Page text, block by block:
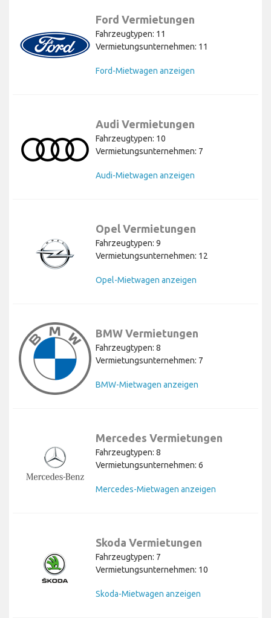
Ford Vermietungen
Fahrzeugtypen: 11
Vermietungsunternehmen: 11
Ford-Mietwagen anzeigen
Audi Vermietungen
Fahrzeugtypen: 10
Vermietungsunternehmen: 7
Audi-Mietwagen anzeigen
Opel Vermietungen
Fahrzeugtypen: 9
Vermietungsunternehmen: 12
Opel-Mietwagen anzeigen
BMW Vermietungen
Fahrzeugtypen: 8
Vermietungsunternehmen: 7
BMW-Mietwagen anzeigen
Mercedes Vermietungen
Fahrzeugtypen: 8
Vermietungsunternehmen: 6
Mercedes-Mietwagen anzeigen
Skoda Vermietungen
Fahrzeugtypen: 7
Vermietungsunternehmen: 10
Skoda-Mietwagen anzeigen